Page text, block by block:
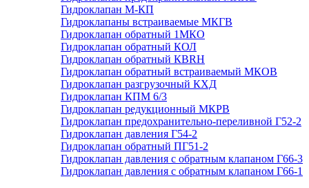
Гидроклапан М-КП
Гидроклапаны встраиваемые МКГВ
Гидроклапан обратный 1МКО
Гидроклапан обратный КОЛ
Гидроклапан обратный КВRН
Гидроклапан обратный встраиваемый МКОВ
Гидроклапан разгрузочный КХД
Гидроклапан КПМ 6/3
Гидроклапан редукционный МКРВ
Гидроклапан предохранительно-переливной Г52-2
Гидроклапан давления Г54-2
Гидроклапан обратный ПГ51-2
Гидроклапан давления с обратным клапаном Г66-3
Гидроклапан давления с обратным клапаном Г66-1